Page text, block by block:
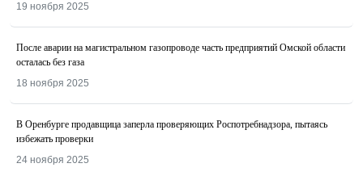
19 ноября 2025
После аварии на магистральном газопроводе часть предприятий Омской области
осталась без газа
18 ноября 2025
В Оренбурге продавщица заперла проверяющих Роспотребнадзора, пытаясь
избежать проверки
24 ноября 2025